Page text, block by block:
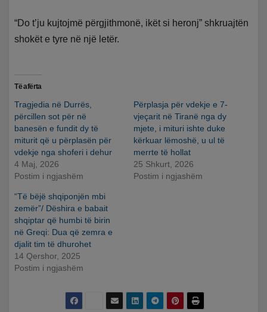
“Do t’ju kujtojmë përgjithmonë, ikët si heronj” shkruajtën
shokët e tyre në një letër.
Të afërta
Tragjedia në Durrës,
përcillen sot për në
banesën e fundit dy të
miturit që u përplasën për
vdekje nga shoferi i dehur
4 Maj, 2026
Postim i ngjashëm
Përplasja për vdekje e 7-
vjeçarit në Tiranë nga dy
mjete, i mituri ishte duke
kërkuar lëmoshë, u ul të
merrte të hollat
25 Shkurt, 2026
Postim i ngjashëm
“Të bëjë shqiponjën mbi
zemër”/ Dëshira e babait
shqiptar që humbi të birin
në Greqi: Dua që zemra e
djalit tim të dhurohet
14 Qershor, 2025
Postim i ngjashëm